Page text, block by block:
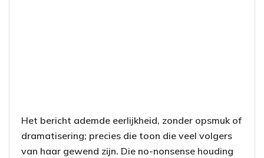
Het bericht ademde eerlijkheid, zonder opsmuk of
dramatisering; precies die toon die veel volgers
van haar gewend zijn. Die no-nonsense houding